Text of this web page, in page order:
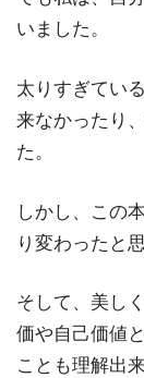
いました。
太りすぎてい
来なかったり
た。
しかし、この
り変わったと
そして、美し
価や自己価値
ことも理解出